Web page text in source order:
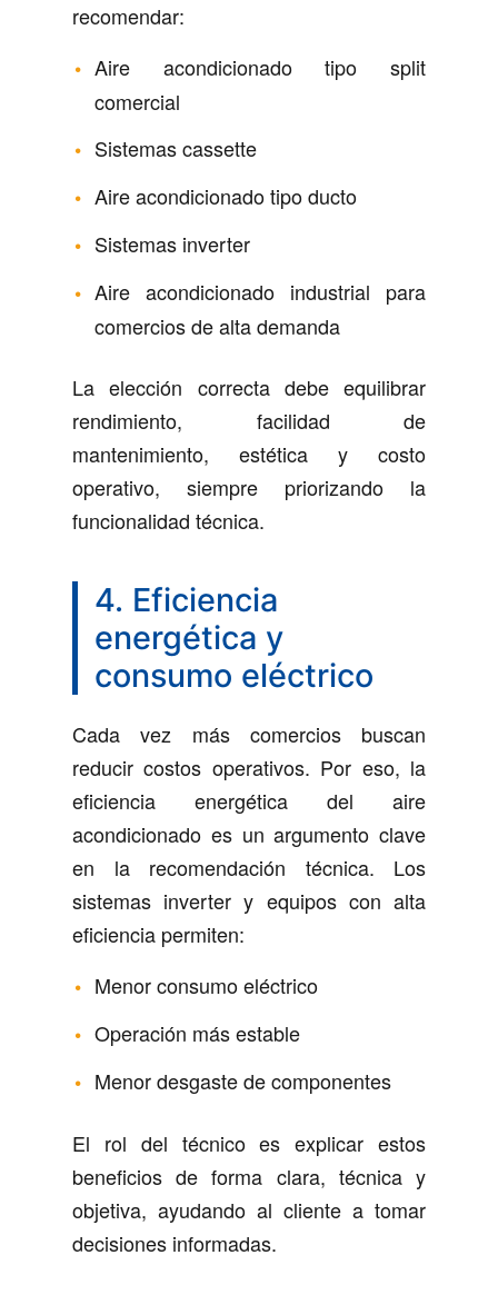
recomendar:
Aire acondicionado tipo split
comercial
Sistemas cassette
Aire acondicionado tipo ducto
Sistemas inverter
Aire acondicionado industrial para
comercios de alta demanda
La elección correcta debe equilibrar
rendimiento, facilidad de
mantenimiento, estética y costo
operativo, siempre priorizando la
funcionalidad técnica.
4. Eficiencia
energética y
consumo eléctrico
Cada vez más comercios buscan
reducir costos operativos. Por eso, la
eficiencia energética del aire
acondicionado es un argumento clave
en la recomendación técnica. Los
sistemas inverter y equipos con alta
eficiencia permiten:
Menor consumo eléctrico
Operación más estable
Menor desgaste de componentes
El rol del técnico es explicar estos
beneficios de forma clara, técnica y
objetiva, ayudando al cliente a tomar
decisiones informadas.